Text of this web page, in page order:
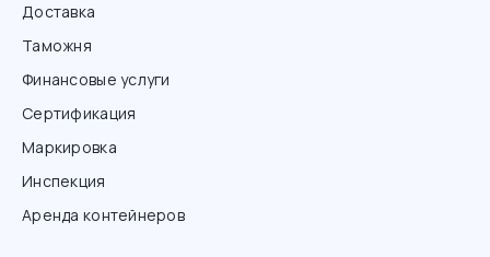
Доставка
Таможня
Финансовые услуги
Сертификация
Маркировка
Инспекция
Аренда контейнеров